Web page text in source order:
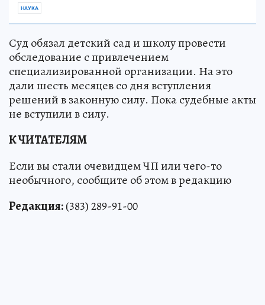
НАУКА
Суд обязал детский сад и школу провести
обследование с привлечением
специализированной организации. На это
дали шесть месяцев со дня вступления
решений в законную силу. Пока судебные акты
не вступили в силу.
К ЧИТАТЕЛЯМ
Если вы стали очевидцем ЧП или чего-то
необычного, сообщите об этом в редакцию
Редакция:(383) 289-91-00